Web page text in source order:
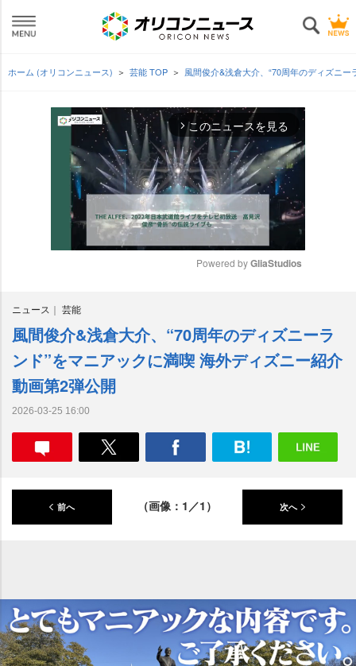
ホーム (オリコンニュース) 芸能 TOP 風間俊介&浅倉大介、“70周年のディズニ
arrow_forward_ios このニュースを見る
Powered by GliaStudios
ニュース 芸能
風間俊介&浅倉大介、“70周年のディズニーラ
ンド”をマニアックに満喫 海外ディズニー紹介
動画第2弾公開
2026-03-25 16:00
前へ （画像：1／1） 次へ